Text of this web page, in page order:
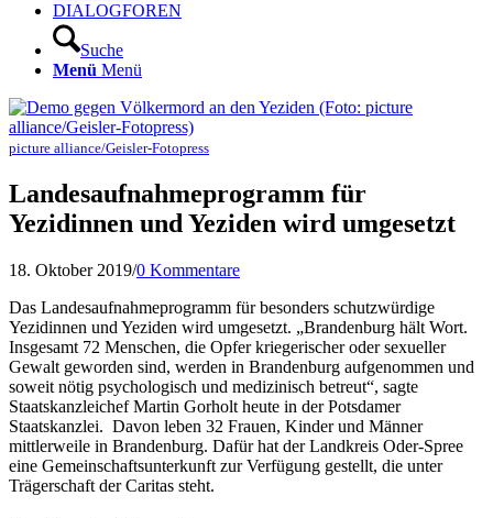
DIALOGFOREN
Suche
Menü Menü
picture alliance/Geisler-Fotopress
Landesaufnahmeprogramm für
Yezidinnen und Yeziden wird umgesetzt
18. Oktober 2019/0 Kommentare
Das Landesaufnahmeprogramm für besonders schutzwürdige
Yezidinnen und Yeziden wird umgesetzt. „Brandenburg hält Wort.
Insgesamt 72 Menschen, die Opfer kriegerischer oder sexueller
Gewalt geworden sind, werden in Brandenburg aufgenommen und
soweit nötig psychologisch und medizinisch betreut“, sagte
Staatskanzleichef Martin Gorholt heute in der Potsdamer
Staatskanzlei. Davon leben 32 Frauen, Kinder und Männer
mittlerweile in Brandenburg. Dafür hat der Landkreis Oder-Spree
eine Gemeinschaftsunterkunft zur Verfügung gestellt, die unter
Trägerschaft der Caritas steht.